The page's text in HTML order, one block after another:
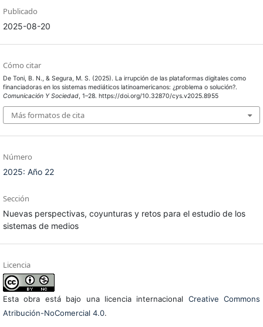
Publicado
2025-08-20
Cómo citar
De Toni, B. N., & Segura, M. S. (2025). La irrupción de las plataformas digitales como
financiadoras en los sistemas mediáticos latinoamericanos: ¿problema o solución?.
Comunicación Y Sociedad, 1–28. https://doi.org/10.32870/cys.v2025.8955
Más formatos de cita
Número
2025: Año 22
Sección
Nuevas perspectivas, coyunturas y retos para el estudio de los
sistemas de medios
Licencia
Esta obra está bajo una licencia internacional Creative Commons
Atribución-NoComercial 4.0.